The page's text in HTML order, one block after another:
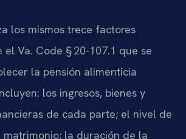
los mismos trece factores
el Va. Code § 20-107.1 que se
la pensión alimenticia
los ingresos, bienes y
de cada parte; el nivel de
la duración de la